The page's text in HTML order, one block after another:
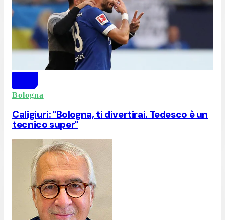
Bologna
Caligiuri: "Bologna, ti divertirai. Tedesco è un
tecnico super"